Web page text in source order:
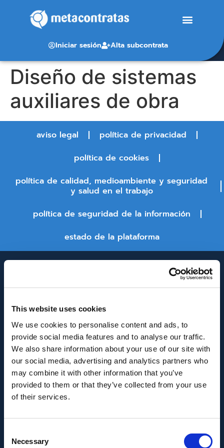
This website uses cookies
We use cookies to personalise content and ads, to
provide social media features and to analyse our traffic.
We also share information about your use of our site with
our social media, advertising and analytics partners who
may combine it with other information that you’ve
provided to them or that they’ve collected from your use
of their services.
Selection
Necessary
Iniciar sesión Alta subcontrata
Diseño de sistemas
auxiliares de obra
aviso legal
política de privacidad
política de cookies
política de calidad, medioambiente y seguridad
y salud en el trabajo
política de seguridad de la información
estado de la plataforma
INNOVACIÓN Y DESARROLLO DE ANDALUCÍA
IDEA
Se ha recibido un incentivo de la Agencia de
Innovación y Desarrollo de Andalucía IDEA, de la
43.802,59€, cofinanciado en un 80% por la Unión